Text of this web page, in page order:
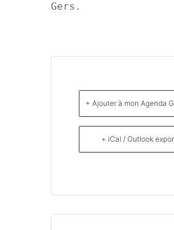
Gers.
+ Ajouter à mon Agenda
+ iCal / Outlook